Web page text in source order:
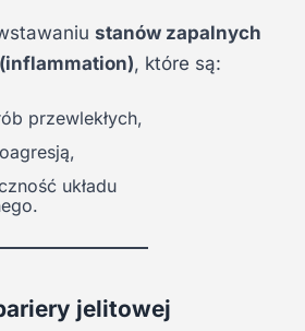
stanów zapalnych
, które są:
przewlekłych,
układu
jelitowej